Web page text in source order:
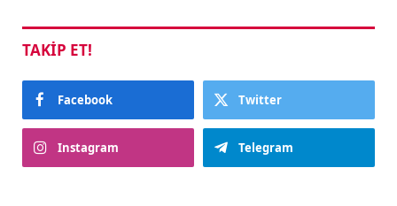
TAKIP ET!
Facebook Twitter
Instagram Telegram